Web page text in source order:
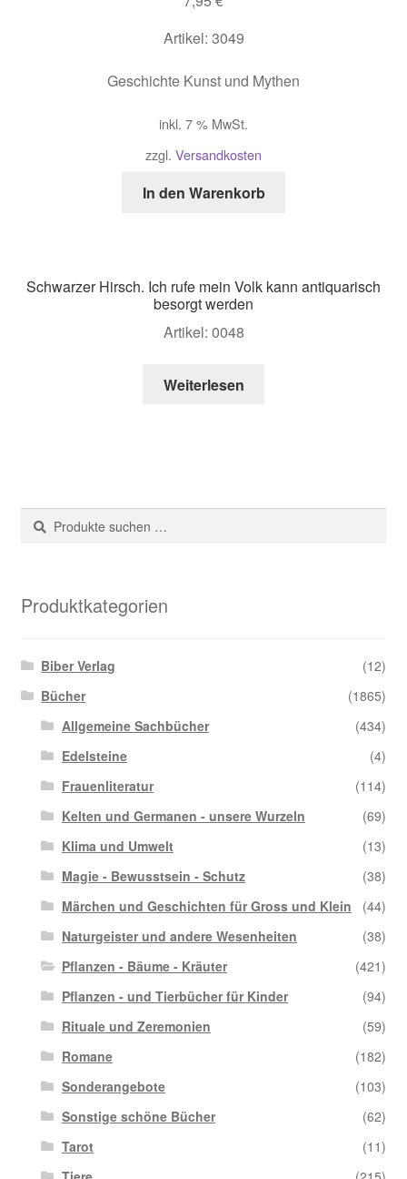
Artikel: 3049
Geschichte Kunst und Mythen
inkl. 7 % MwSt.
zzgl. Versandkosten
In den Warenkorb
Schwarzer Hirsch. Ich rufe mein Volk kann antiquarisch
besorgt werden
Artikel: 0048
Weiterlesen
Suche
nach:
Suchen
Produktkategorien
Biber Verlag
(12)
Bücher
(1865)
Allgemeine Sachbücher
(434)
Edelsteine
(4)
Frauenliteratur
(114)
Kelten und Germanen - unsere Wurzeln
(69)
Klima und Umwelt
(13)
Magie - Bewusstsein - Schutz
(38)
Märchen und Geschichten für Gross und Klein
(44)
Naturgeister und andere Wesenheiten
(38)
Pflanzen - Bäume - Kräuter
(421)
Pflanzen - und Tierbücher für Kinder
(94)
Rituale und Zeremonien
(59)
Romane
(182)
Sonderangebote
(103)
Sonstige schöne Bücher
(62)
Tarot
(11)